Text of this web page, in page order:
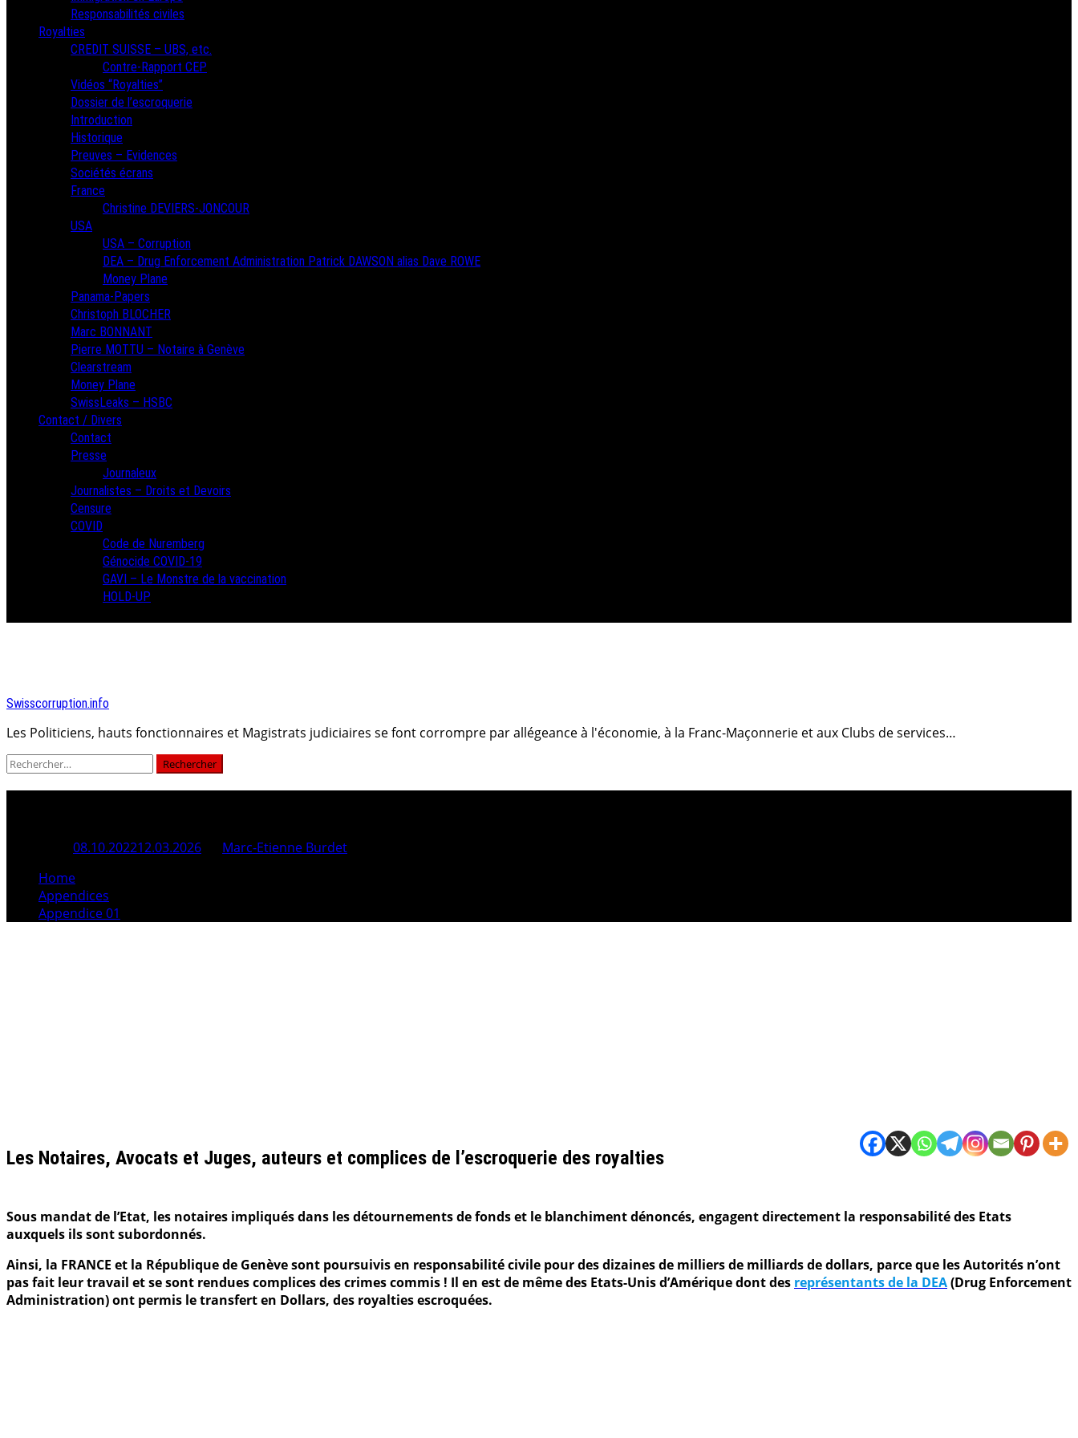
Responsabilités civiles
Royalties
CREDIT SUISSE – UBS, etc.
Contre-Rapport CEP
Vidéos “Royalties”
Dossier de l’escroquerie
Introduction
Historique
Preuves – Evidences
Sociétés écrans
France
Christine DEVIERS-JONCOUR
USA
USA – Corruption
DEA – Drug Enforcement Administration Patrick DAWSON alias Dave ROWE
Money Plane
Panama-Papers
Christoph BLOCHER
Marc BONNANT
Pierre MOTTU – Notaire à Genève
Clearstream
Money Plane
SwissLeaks – HSBC
Contact / Divers
Contact
Presse
Journaleux
Journalistes – Droits et Devoirs
Censure
COVID
Code de Nuremberg
Génocide COVID-19
GAVI – Le Monstre de la vaccination
HOLD-UP
Swisscorruption.info
Les Politiciens, hauts fonctionnaires et Magistrats judiciaires se font corrompre par allégeance à l'économie, à la Franc-Maçonnerie et aux Clubs de services…
Rechercher :
08.10.202212.03.2026
Marc-Etienne Burdet
Home
Appendices
Appendice 01
Les Notaires, Avocats et Juges, auteurs et complices de l’escroquerie des royalties
Sous mandat de l’Etat, les notaires impliqués dans les détournements de fonds et le blanchiment dénoncés, engagent directement la responsabilité des Etats
auxquels ils sont subordonnés.
Ainsi, la FRANCE et la République de Genève sont poursuivis en responsabilité civile pour des dizaines de milliers de milliards de dollars, parce que les Autorités n’ont
pas fait leur travail et se sont rendues complices des crimes commis ! Il en est de même des Etats-Unis d’Amérique dont des représentants de la DEA(Drug Enforcement
Administration) ont permis le transfert en Dollars, des royalties escroquées.